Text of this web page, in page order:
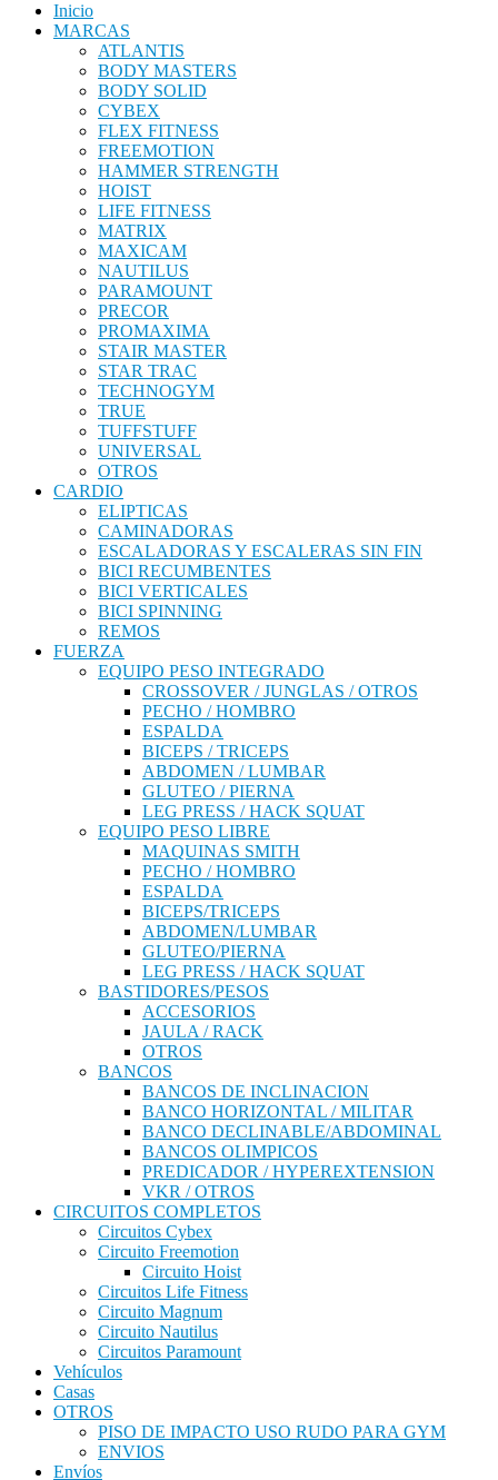
Inicio
MARCAS
ATLANTIS
BODY MASTERS
BODY SOLID
CYBEX
FLEX FITNESS
FREEMOTION
HAMMER STRENGTH
HOIST
LIFE FITNESS
MATRIX
MAXICAM
NAUTILUS
PARAMOUNT
PRECOR
PROMAXIMA
STAIR MASTER
STAR TRAC
TECHNOGYM
TRUE
TUFFSTUFF
UNIVERSAL
OTROS
CARDIO
ELIPTICAS
CAMINADORAS
ESCALADORAS Y ESCALERAS SIN FIN
BICI RECUMBENTES
BICI VERTICALES
BICI SPINNING
REMOS
FUERZA
EQUIPO PESO INTEGRADO
CROSSOVER / JUNGLAS / OTROS
PECHO / HOMBRO
ESPALDA
BICEPS / TRICEPS
ABDOMEN / LUMBAR
GLUTEO / PIERNA
LEG PRESS / HACK SQUAT
EQUIPO PESO LIBRE
MAQUINAS SMITH
PECHO / HOMBRO
ESPALDA
BICEPS/TRICEPS
ABDOMEN/LUMBAR
GLUTEO/PIERNA
LEG PRESS / HACK SQUAT
BASTIDORES/PESOS
ACCESORIOS
JAULA / RACK
OTROS
BANCOS
BANCOS DE INCLINACION
BANCO HORIZONTAL / MILITAR
BANCO DECLINABLE/ABDOMINAL
BANCOS OLIMPICOS
PREDICADOR / HYPEREXTENSION
VKR / OTROS
CIRCUITOS COMPLETOS
Circuitos Cybex
Circuito Freemotion
Circuito Hoist
Circuitos Life Fitness
Circuito Magnum
Circuito Nautilus
Circuitos Paramount
Vehículos
Casas
OTROS
PISO DE IMPACTO USO RUDO PARA GYM
ENVIOS
Envíos